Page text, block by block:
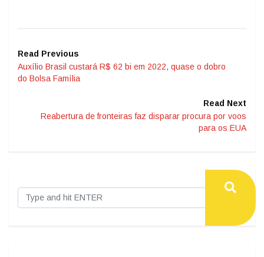
Read Previous
Auxílio Brasil custará R$ 62 bi em 2022, quase o dobro
do Bolsa Família
Read Next
Reabertura de fronteiras faz disparar procura por voos
para os EUA